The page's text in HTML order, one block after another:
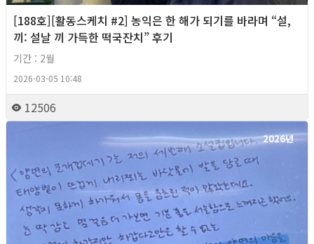
[188호][활동스케치 #2] 농익은 한 해가 되기를 바라며 “설,
끼: 설날 끼 가득한 떡국잔치” 후기
기간 : 2월
2026-03-05 10:48
12506
2026년